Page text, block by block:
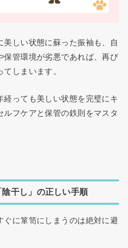
美しい状態に蘇った振袖も、自
保管環境が劣悪であれば、再び
しまいます。
経っても美しい状態を完璧にキ
ルフケアと保管の鉄則をマスタ
干し」の正しい手順
ぐに箪笥にしまうのは絶対に避